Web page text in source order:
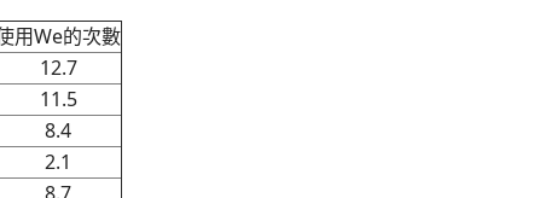
用We的次數
12.7
11.5
8.4
2.1